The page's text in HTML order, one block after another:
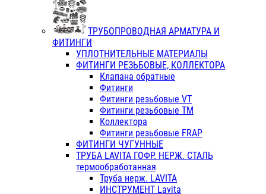
ТРУБОПРОВОДНАЯ АРМАТУРА И
ФИТИНГИ
УПЛОТНИТЕЛЬНЫЕ МАТЕРИАЛЫ
ФИТИНГИ РЕЗЬБОВЫЕ, КОЛЛЕКТОРА
Клапана обратные
Фитинги
Фитинги резьбовые VT
Фитинги резьбовые ТМ
Коллектора
Фитинги резьбовые FRAP
ФИТИНГИ ЧУГУННЫЕ
ТРУБА LAVITA ГОФР. НЕРЖ. СТАЛЬ
термообработанная
Труба нерж. LAVITA
ИНСТРУМЕНТ Lavita